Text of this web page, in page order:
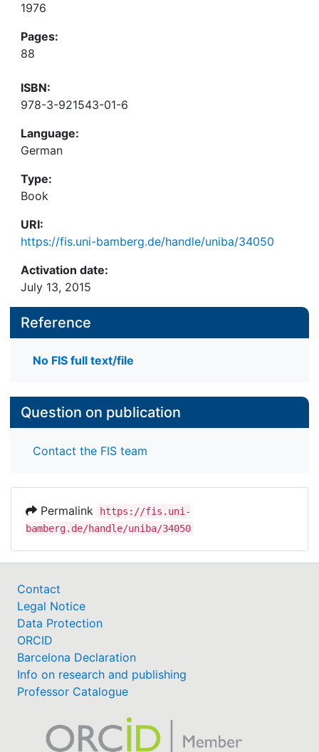
1976
Pages:
88
ISBN:
978-3-921543-01-6
Language:
German
Type:
Book
URI:
https://fis.uni-bamberg.de/handle/uniba/34050
Activation date:
July 13, 2015
Reference
No FIS full text/file
Question on publication
Contact the FIS team
Permalink
https://fis.uni-
bamberg.de/handle/uniba/34050
Contact
Legal Notice
Data Protection
ORCID
Barcelona Declaration
Info on research and publishing
Professor Catalogue